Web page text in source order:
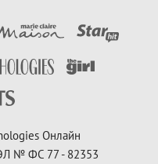
Онлайн
№ ФС 77 - 82353